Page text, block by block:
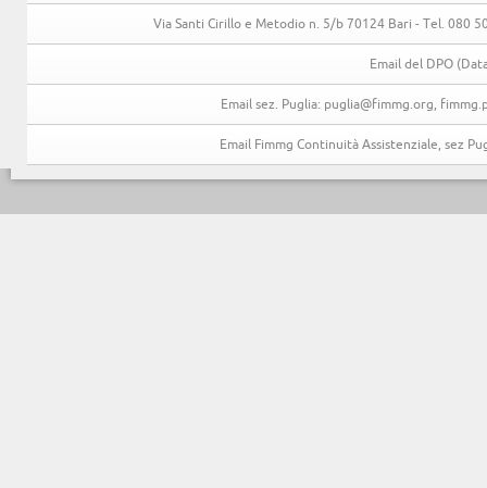
Via Santi Cirillo e Metodio n. 5/b 70124 Bari - Tel. 080
Email del DPO
Email sez. Puglia: puglia@fimmg.org,
Email Fimmg Continuità Assistenziale, sez